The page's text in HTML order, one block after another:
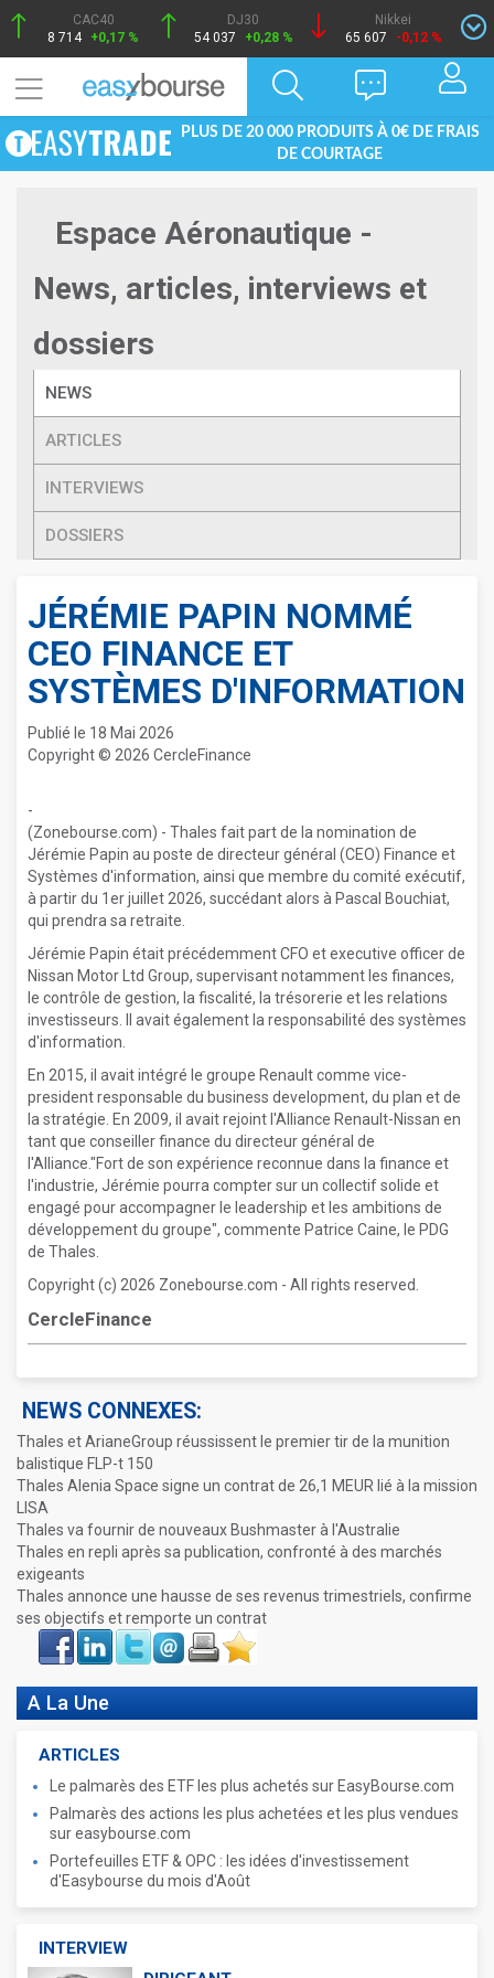
CAC40
8 714 +0,17 %
DJ30
54 037
+0,28 %
Nikkei
65 607
-0,12 %
PLUS DE 20 000 PRODUITS À 0€ DE FRAIS
DE COURTAGE
Espace Aéronautique -
News, articles, interviews et
dossiers
NEWS
ARTICLES
INTERVIEWS
DOSSIERS
JÉRÉMIE PAPIN NOMMÉ
CEO FINANCE ET
SYSTÈMES D'INFORMATION
Publié le 18 Mai 2026
Copyright © 2026 CercleFinance
-
(Zonebourse.com) - Thales fait part de la nomination de
Jérémie Papin au poste de directeur général (CEO) Finance et
Systèmes d'information, ainsi que membre du comité exécutif,
à partir du 1er juillet 2026, succédant alors à Pascal Bouchiat,
qui prendra sa retraite.
Jérémie Papin était précédemment CFO et executive officer de
Nissan Motor Ltd Group, supervisant notamment les finances,
le contrôle de gestion, la fiscalité, la trésorerie et les relations
investisseurs. Il avait également la responsabilité des systèmes
d'information.
En 2015, il avait intégré le groupe Renault comme vice-
president responsable du business development, du plan et de
la stratégie. En 2009, il avait rejoint l'Alliance Renault-Nissan en
tant que conseiller finance du directeur général de
l'Alliance."Fort de son expérience reconnue dans la finance et
l'industrie, Jérémie pourra compter sur un collectif solide et
engagé pour accompagner le leadership et les ambitions de
développement du groupe", commente Patrice Caine, le PDG
de Thales.
Copyright (c) 2026 Zonebourse.com - All rights reserved.
CercleFinance
NEWS CONNEXES:
Thales et ArianeGroup réussissent le premier tir de la munition
balistique FLP-t 150
Thales Alenia Space signe un contrat de 26,1 MEUR lié à la mission
LISA
Thales va fournir de nouveaux Bushmaster à l'Australie
Thales en repli après sa publication, confronté à des marchés
exigeants
Thales annonce une hausse de ses revenus trimestriels, confirme
ses objectifs et remporte un contrat
Face
book
LinkIn Twitter Envoyer ImprimerFavoris
A La Une
ARTICLES
Le palmarès des ETF les plus achetés sur EasyBourse.com
Palmarès des actions les plus achetées et les plus vendues
sur easybourse.com
Portefeuilles ETF & OPC : les idées d'investissement
d'Easybourse du mois d'Août
INTERVIEW